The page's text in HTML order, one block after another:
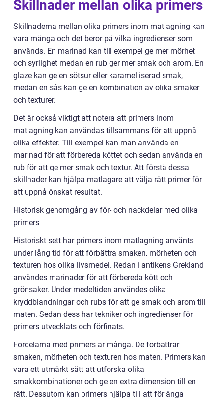
Skillnader mellan olika primers
Skillnaderna mellan olika primers inom matlagning kan
vara många och det beror på vilka ingredienser som
används. En marinad kan till exempel ge mer mörhet
och syrlighet medan en rub ger mer smak och arom. En
glaze kan ge en sötsur eller karamelliserad smak,
medan en sås kan ge en kombination av olika smaker
och texturer.
Det är också viktigt att notera att primers inom
matlagning kan användas tillsammans för att uppnå
olika effekter. Till exempel kan man använda en
marinad för att förbereda köttet och sedan använda en
rub för att ge mer smak och textur. Att förstå dessa
skillnader kan hjälpa matlagare att välja rätt primer för
att uppnå önskat resultat.
Historisk genomgång av för- och nackdelar med olika
primers
Historiskt sett har primers inom matlagning använts
under lång tid för att förbättra smaken, mörheten och
texturen hos olika livsmedel. Redan i antikens Grekland
användes marinader för att förbereda kött och
grönsaker. Under medeltiden användes olika
kryddblandningar och rubs för att ge smak och arom till
maten. Sedan dess har tekniker och ingredienser för
primers utvecklats och förfinats.
Fördelarna med primers är många. De förbättrar
smaken, mörheten och texturen hos maten. Primers kan
vara ett utmärkt sätt att utforska olika
smakkombinationer och ge en extra dimension till en
rätt. Dessutom kan primers hjälpa till att förlänga